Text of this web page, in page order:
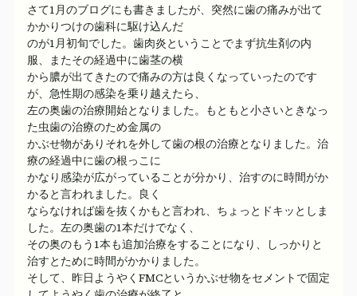
さて1月のブログにも書きましたが、突然に歯の痛みが出て
かかりつけの歯科に駆け込んだ
のが1月初旬でした。歯肉炎ということでまず抗生剤の内
服、またその経過中に歯茎の横
から膿が出てきたので痛みの方は良くなっていったのです
が、急性期の感染を乗り越えたら、
左の奥歯の治療開始となりました。もともと小さいときなっ
た虫歯の治療のため金属の
かぶせ物がありそれを外して歯の根の治療となりました。治
療の経過中に歯の根っこに
かなり感染が広がっていることが分かり、治すのに時間がか
かると言われました。良く
ならなければ歯を抜くかもと言われ、ちょっとドキッとしま
した。左の奥歯の1本だけでなく、
その奥のもう1本も追加治療をすることになり、しっかりと
治すとために時間がかかりました。
そして、昨日ようやくFMCというかぶせ物をセメントで固定